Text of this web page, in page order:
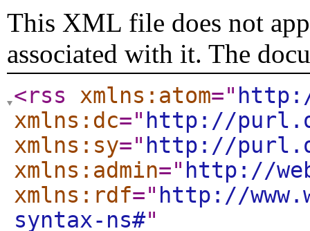
This XML file does not
associated with it. The
<rss xmlns:atom="
xmlns:dc=" http://
xmlns:sy=" http://
xmlns:admin=" http://
xmlns:rdf=" http://
syntax-ns#"